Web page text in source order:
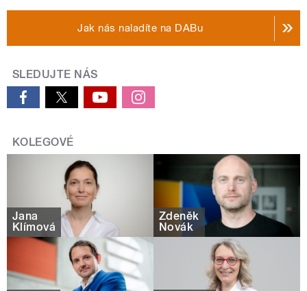
Jak nás naladíte na DABu
SLEDUJTE NÁS
KOLEGOVÉ
Jana
Klímová
Zdeněk
Novák